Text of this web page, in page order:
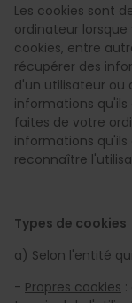
Les cookies sont
ordinateur lorsque
cookies, entre
récupérer des
d'un utilisateur ou
informations
faites de votre
informations
reconnaître
Types de cookies
a) Selon l'entité
- Propres cookies